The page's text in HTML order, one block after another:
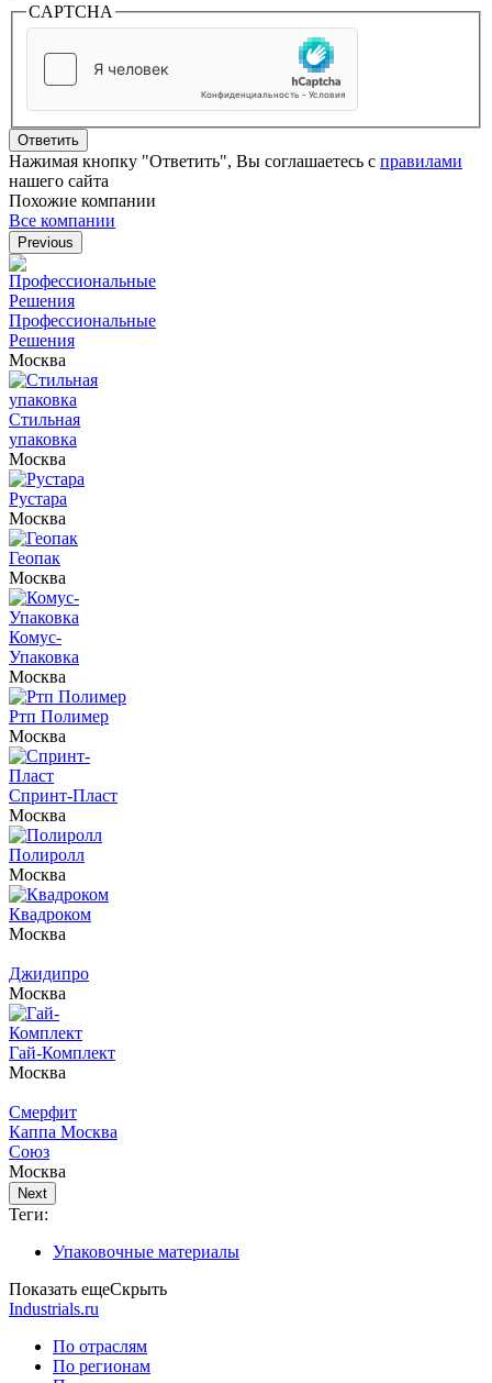
CAPTCHA
Ответить
Нажимая кнопку "Ответить", Вы соглашаетесь с правилами
нашего сайта
Похожие компании
Все компании
Previous
Профессиональные
Решения
Москва
Стильная
упаковка
Москва
Рустара
Москва
Геопак
Москва
Комус-
Упаковка
Москва
Ртп Полимер
Москва
Спринт-Пласт
Москва
Полиролл
Москва
Квадроком
Москва
Джидипро
Москва
Гай-Комплект
Москва
Смерфит
Каппа Москва
Союз
Москва
Next
Теги:
Упаковочные материалы
Показать ещеСкрыть
Industrials.ru
По отраслям
По регионам